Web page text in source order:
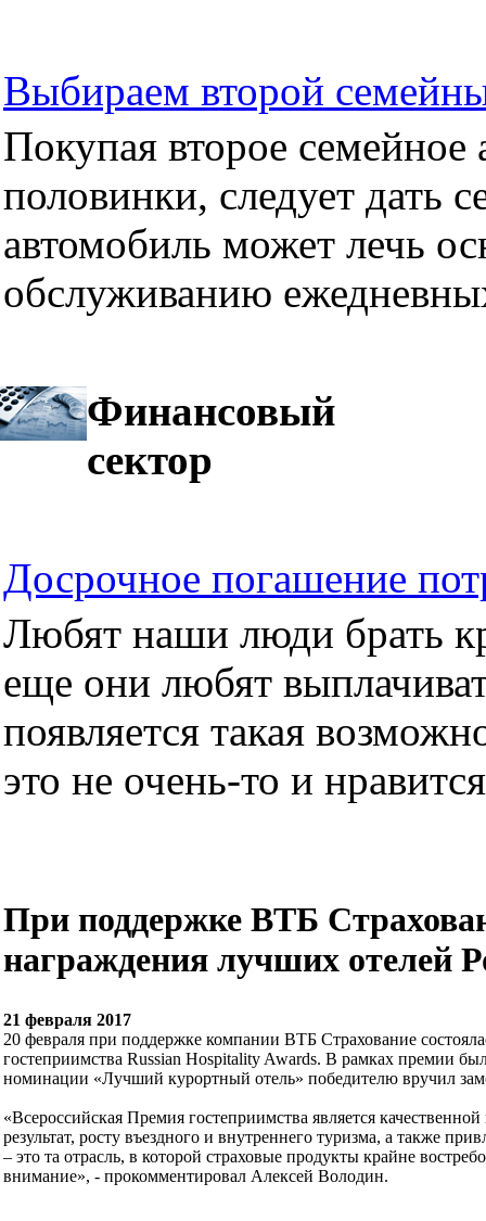
Выбираем второй
Покупая второе семейное
половинки, следует дать
автомобиль может лечь
обслуживанию
Финансовый
сектор
Досрочное погашение
Любят наши люди брать
еще они любят
появляется такая
это не очень-то и
При поддержке ВТБ
награждения лучших отелей
21 февраля 2017
20 февраля при поддержке компании ВТБ Страхование
гостеприимства Russian Hospitality Awards. В рамках премии
номинации «Лучший курортный отель» победителю вручил
«Всероссийская Премия гостеприимства является
результат, росту въездного и внутреннего туризма, а также
– это та отрасль, в которой страховые продукты крайне
внимание», - прокомментировал Алексей Володин.